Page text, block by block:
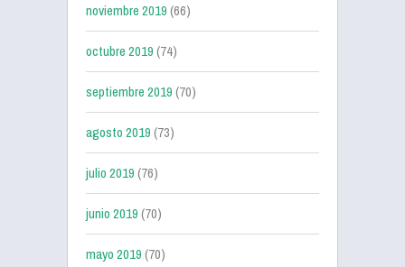
noviembre 2019(66)
octubre 2019(74)
septiembre 2019(70)
agosto 2019(73)
julio 2019(76)
junio 2019(70)
mayo 2019(70)